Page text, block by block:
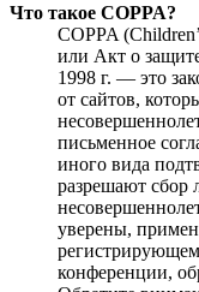
Что такое COPPA?
COPPA
или Акт о
1998 г. — это
от сайтов,
письменное
иного вида
разрешают сбор
уверены,
конференции,